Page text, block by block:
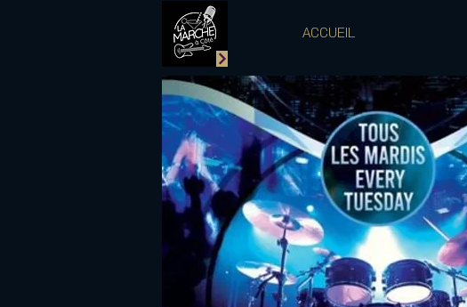
ACCUEIL